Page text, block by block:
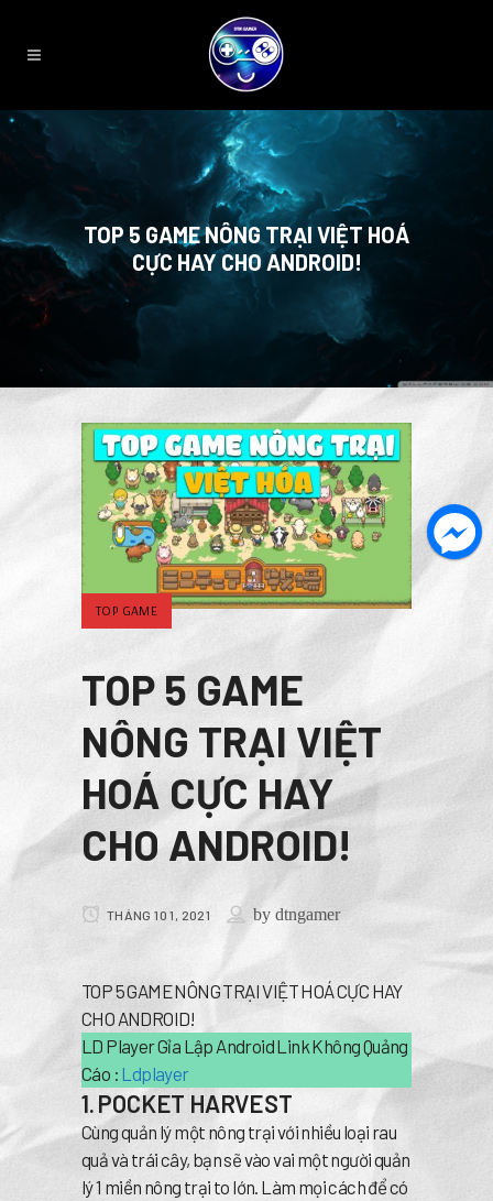
TOP 5 GAME NÔNG TRẠI VIỆT HOÁ
CỰC HAY CHO ANDROID!
TOP GAME
TOP 5 GAME
NÔNG TRẠI VIỆT
HOÁ CỰC HAY
CHO ANDROID!
THÁNG 10 1, 2021 bydtngamer
TOP 5 GAME NÔNG TRẠI VIỆT HOÁ CỰC HAY
CHO ANDROID!
LD Player Gỉa Lập Android Link Không Quảng
Cáo : Ldplayer
1. POCKET HARVEST
Cùng quản lý một nông trại với nhiều loại rau
quả và trái cây, bạn sẽ vào vai một người quản
lý 1 miền nông trại to lớn. Làm mọi cách để có